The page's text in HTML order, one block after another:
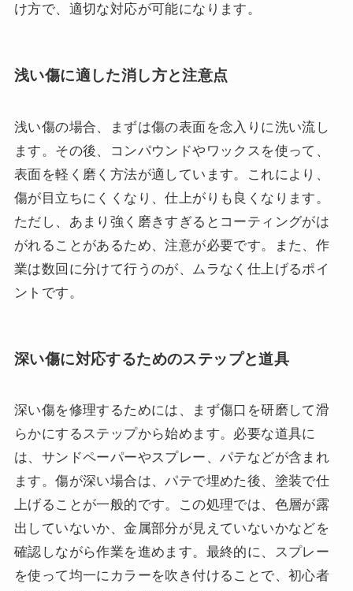
け方で、適切な対応が可能になります。
浅い傷に適した消し方と注意点
浅い傷の場合、まずは傷の表面を念入りに洗い流し
ます。その後、コンパウンドやワックスを使って、
表面を軽く磨く方法が適しています。これにより、
傷が目立ちにくくなり、仕上がりも良くなります。
ただし、あまり強く磨きすぎるとコーティングがは
がれることがあるため、注意が必要です。また、作
業は数回に分けて行うのが、ムラなく仕上げるポイ
ントです。
深い傷に対応するためのステップと道具
深い傷を修理するためには、まず傷口を研磨して滑
らかにするステップから始めます。必要な道具に
は、サンドペーパーやスプレー、パテなどが含まれ
ます。傷が深い場合は、パテで埋めた後、塗装で仕
上げることが一般的です。この処理では、色層が露
出していないか、金属部分が見えていないかなどを
確認しながら作業を進めます。最終的に、スプレー
を使って均一にカラーを吹き付けることで、初心者